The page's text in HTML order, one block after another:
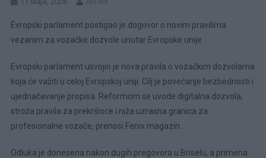
Evropski parlament postigao je dogovor o novim pravilima
vezanim za vozačke dozvole unutar Evropske unije
Evropski parlament usvojio je nova pravila o vozačkim dozvolama
koja će važiti u celoj Evropskoj uniji. Cilj je povećanje bezbednosti i
ujednačavanje propisa. Reformom se uvode digitalna dozvola,
stroža pravila za prekršioce i niža uzrasna granica za
profesionalne vozače, prenosi Fenix magazin.
Odluka je donesena nakon dugih pregovora u Briselu, a primena